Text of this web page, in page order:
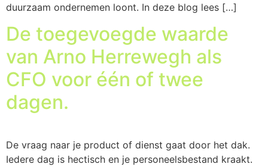
duurzaam ondernemen loont. In deze blog lees […]
De toegevoegde waarde
van Arno Herrewegh als
CFO voor één of twee
dagen.
De vraag naar je product of dienst gaat door het dak.
Iedere dag is hectisch en je personeelsbestand kraakt.